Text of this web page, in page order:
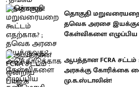
தொகுதி
தவெக அரசை
கேள்விகளை
ஆபத்தான FCRA
அரசுக்கு
மு.க.ஸ்டாலின்!